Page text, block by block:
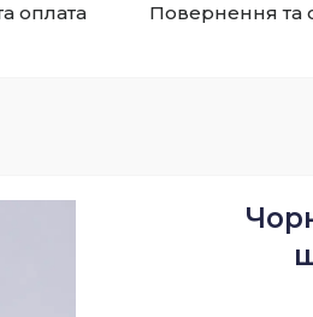
оплата Повернення та